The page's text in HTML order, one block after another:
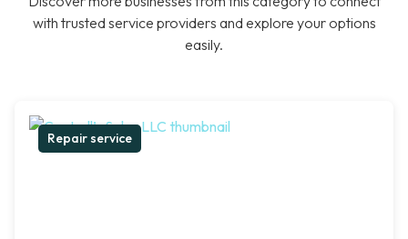
with trusted service providers and explore your options
easily.
Repair service